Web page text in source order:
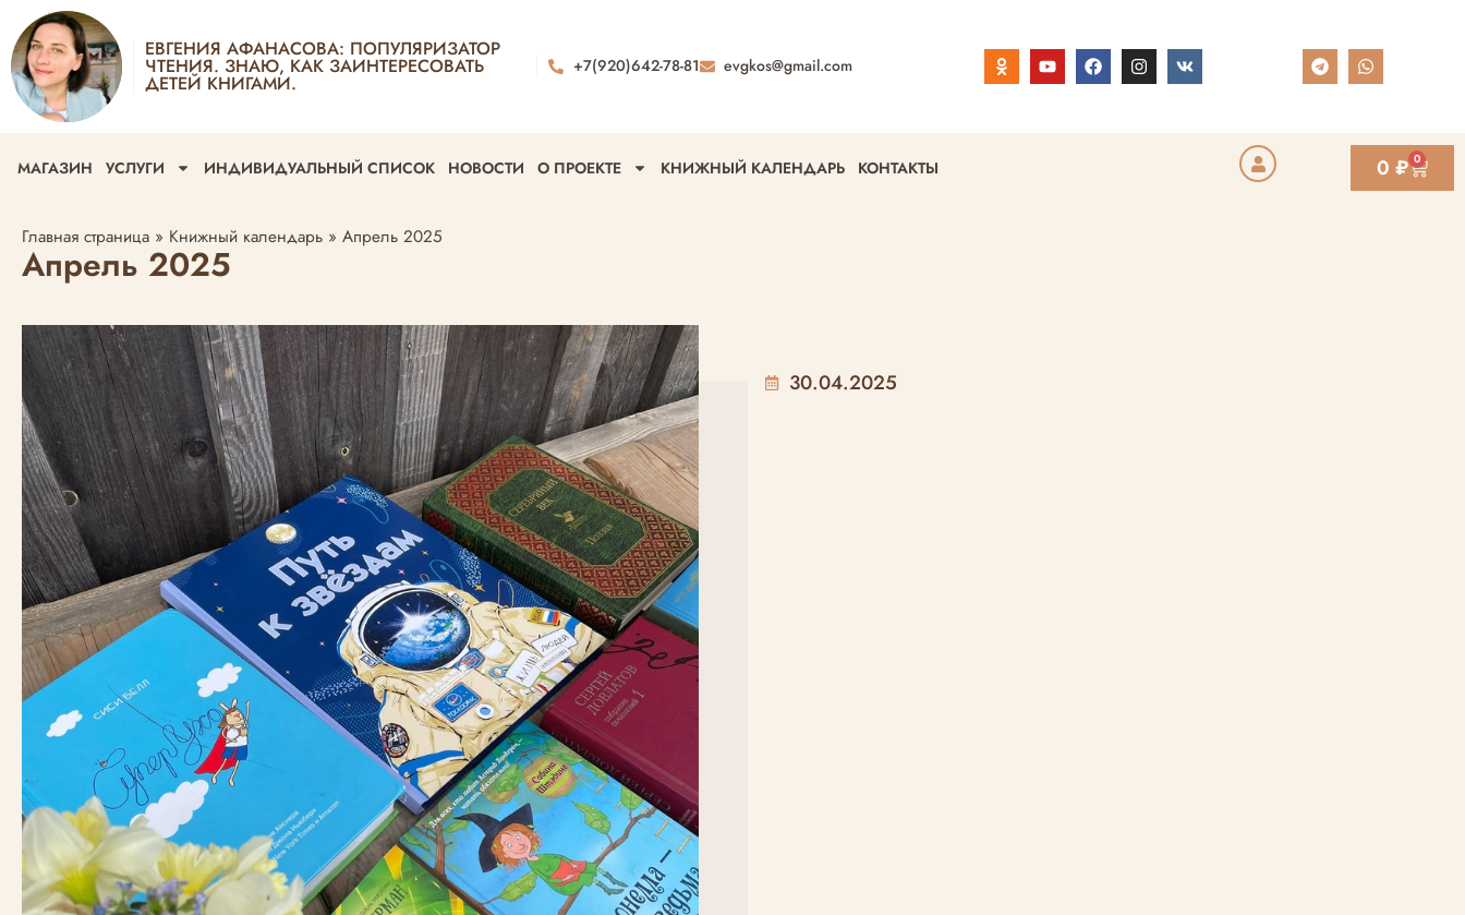
ЕВГЕНИЯ АФАНАСОВА: ПОПУЛЯРИЗАТОР
ЧТЕНИЯ. ЗНАЮ, КАК ЗАИНТЕРЕСОВАТЬ
ДЕТЕЙ КНИГАМИ.
+7(920)642-78-81 evgkos@gmail.com
МАГАЗИН УСЛУГИ ИНДИВИДУАЛЬНЫЙ СПИСОК НОВОСТИ О ПРОЕКТЕ КНИЖНЫЙ КАЛЕНДАРЬ КОНТАКТЫ 0 ₽ 0
Главная страница » Книжный календарь » Апрель 2025
Апрель 2025
30.04.2025